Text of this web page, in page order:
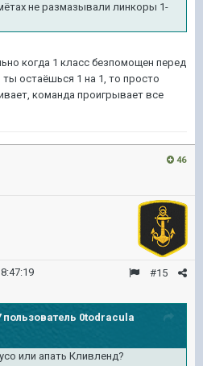
не размазывали линкоры 1-
когда 1 класс безпомощен перед
остаёшься 1 на 1, то просто
команда проигрывает все
46
#15
пользователь 0todracula
или апать Кливленд?